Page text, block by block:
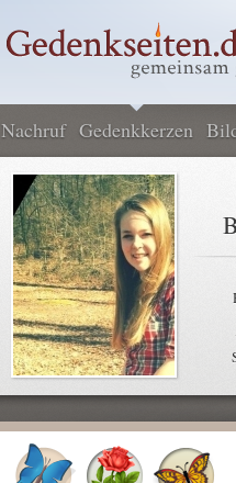
Nachruf Gedenkkerzen